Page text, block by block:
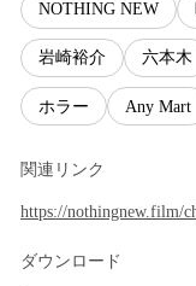
NOTHING NEW
岩崎裕介 六本木
ホラー Any Mart
関連リンク
https://nothingnew.film/
ダウンロード